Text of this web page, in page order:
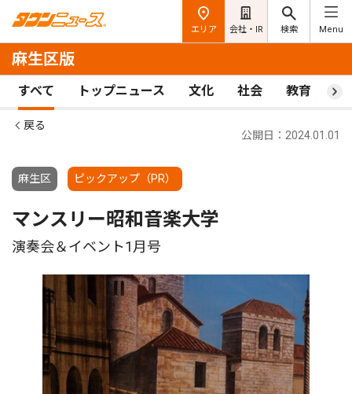
エリア 会社・IR 検索 Menu
麻生区版
すべて トップニュース 文化 社会 教育 ス
戻る
麻生区 ピックアップ（PR）
公開日：2024.01.01
マンスリー昭和音楽大学
演奏会＆イベント1月号